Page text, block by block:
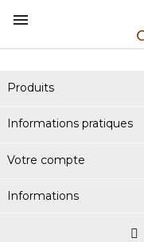

Produits
Informations pratiques
Votre compte
Informations